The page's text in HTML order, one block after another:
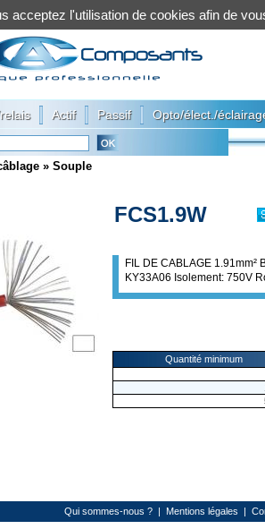
Actif Passif Opto/élect./
» Souple
FCS1.9W
FIL DE CABLAGE 1.91mm²
KY33A06 Isolement: 750V
Quantité minimum
Qui sommes-nous ?| Mentions légales |
acceptez l'utilisation de cookies afin de